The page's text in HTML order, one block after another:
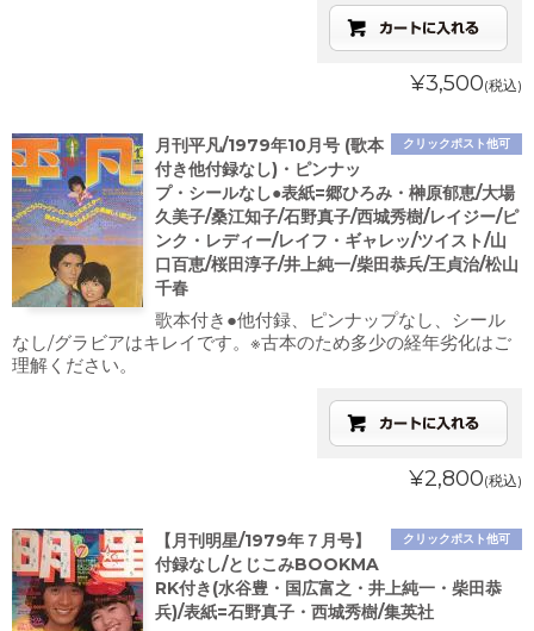
¥3,500(税込)
クリックポスト他可
月刊平凡/1979年10月号 (歌本
付き他付録なし)・ピンナッ
プ・シールなし●表紙=郷ひろみ・榊原郁恵/大場
久美子/桑江知子/石野真子/西城秀樹/レイジー/ピ
ンク・レディー/レイフ・ギャレッ/ツイスト/山
口百恵/桜田淳子/井上純一/柴田恭兵/王貞治/松山
千春
歌本付き●他付録、ピンナップなし、シール
なし/グラビアはキレイです。※古本のため多少の経年劣化はご
理解ください。
¥2,800(税込)
クリックポスト他可
【月刊明星/1979年７月号】
付録なし/とじこみBOOKMA
RK付き(水谷豊・国広富之・井上純一・柴田恭
兵)/表紙=石野真子・西城秀樹/集英社